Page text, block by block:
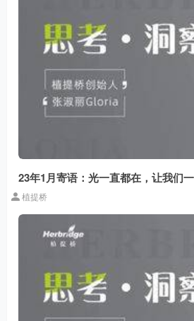
23年1月寄语：光一直都在，让我们
植提桥